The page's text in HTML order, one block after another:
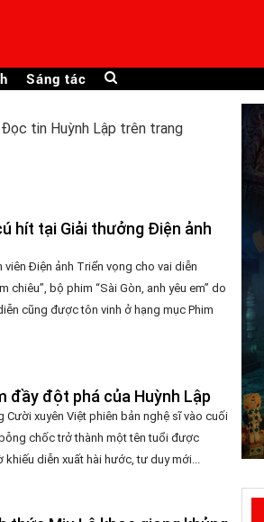
Sáng tác
tin Huỳnh Lập trên trang
hít tại Giải thưởng Điện ảnh
Điện ảnh Triển vọng cho vai diễn
chiêu”, bộ phim “Sài Gòn, anh yêu em” do
cũng được tôn vinh ở hạng mục Phim
đầy đột phá của Huỳnh Lập
Cười xuyên Việt phiên bản nghệ sĩ vào cuối
chốc trở thành một tên tuổi được
khiếu diễn xuất hài hước, tư duy mới...